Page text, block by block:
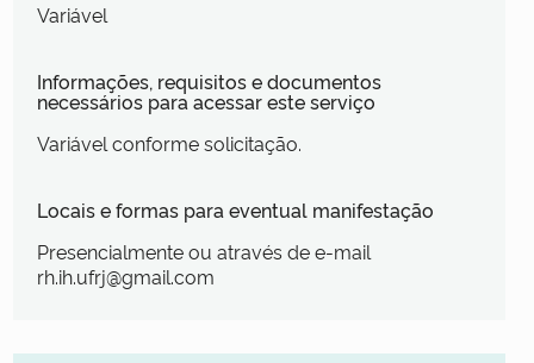
Variável
Informações, requisitos e documentos
necessários para acessar este serviço
Variável conforme solicitação.
Locais e formas para eventual manifestação
Presencialmente ou através de e-mail
rh.ih.ufrj@gmail.com